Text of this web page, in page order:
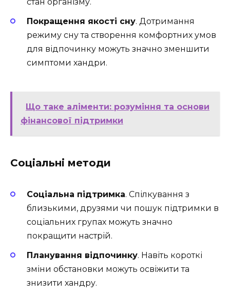
Покращення якості сну. Дотримання
режиму сну та створення комфортних умов
для відпочинку можуть значно зменшити
симптоми хандри.
Що таке аліменти: розуміння та основи
фінансової підтримки
Соціальні методи
Соціальна підтримка. Спілкування з
близькими, друзями чи пошук підтримки в
соціальних групах можуть значно
покращити настрій.
Планування відпочинку. Навіть короткі
зміни обстановки можуть освіжити та
знизити хандру.